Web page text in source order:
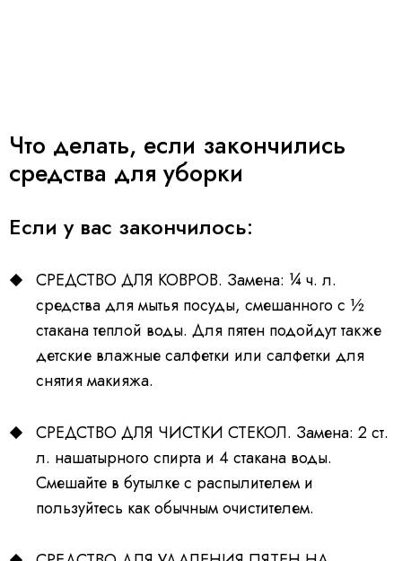
Что делать, если закончились
средства для уборки
Если у вас закончилось:
СРЕДСТВО ДЛЯ КОВРОВ. Замена: ¼ ч. л.
средства для мытья посуды, смешанного с ½
стакана теплой воды. Для пятен подойдут также
детские влажные салфетки или салфетки для
снятия макияжа.
СРЕДСТВО ДЛЯ ЧИСТКИ СТЕКОЛ. Замена: 2 ст.
л. нашатырного спирта и 4 стакана воды.
Смешайте в бутылке с распылителем и
пользуйтесь как обычным очистителем.